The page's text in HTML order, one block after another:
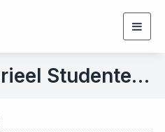
Landelijk Notarieel Studenten Congres